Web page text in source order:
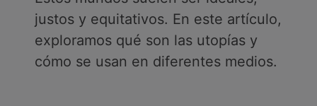
justos y equitativos. En este artículo,
exploramos qué son las utopías y
cómo se usan en diferentes medios.